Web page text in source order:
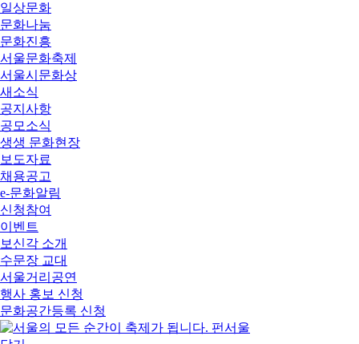
일상문화
문화나눔
문화진흥
서울문화축제
서울시문화상
새소식
공지사항
공모소식
생생 문화현장
보도자료
채용공고
e-문화알림
신청참여
이벤트
보신각 소개
수문장 교대
서울거리공연
행사 홍보 신청
문화공간등록 신청